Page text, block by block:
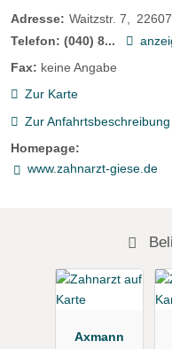
Adresse: Waitzstr. 7 22607
Telefon: (040) 8...
Fax: keine Angabe
Zur Karte
Zur Anfahrtsbeschreibung
Homepage:
www.zahnarzt-giese.de
Axmann